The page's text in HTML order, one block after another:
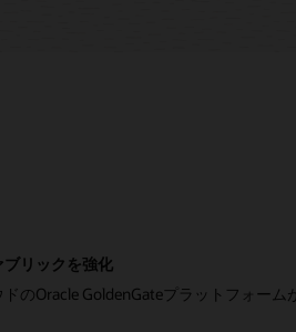
リックを強化
のOracle GoldenGateプラットフォー